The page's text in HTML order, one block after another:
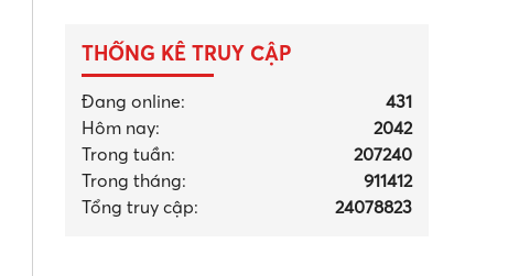
THỐNG KÊ TRUY CẬP
Đang online:
431
Hôm nay:
2042
Trong tuần:
207240
Trong tháng:
911412
Tổng truy cập:
24078823